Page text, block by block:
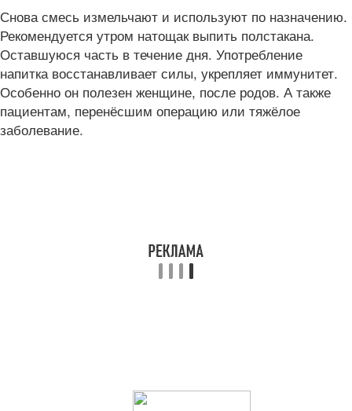
Снова смесь измельчают и используют по назначению.
Рекомендуется утром натощак выпить полстакана.
Оставшуюся часть в течение дня. Употребление
напитка восстанавливает силы, укрепляет иммунитет.
Особенно он полезен женщине, после родов. А также
пациентам, перенёсшим операцию или тяжёлое
заболевание.